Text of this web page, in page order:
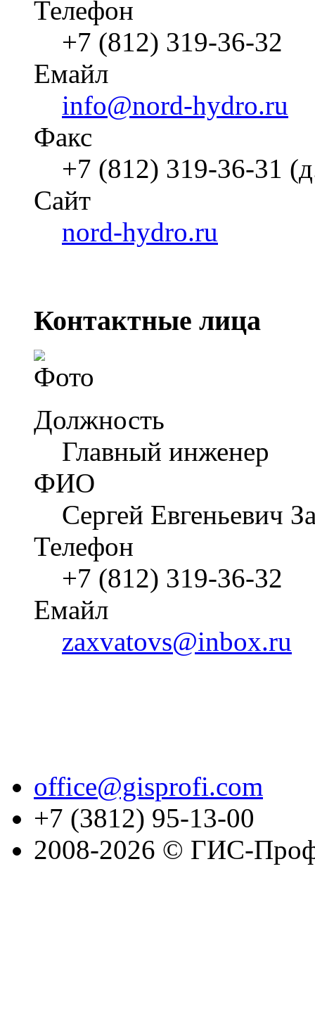
Телефон
+7 (812) 319-36-32
Емайл
info@nord-hydro.ru
Факс
+7 (812) 319-36-31
Cайт
nord-hydro.ru
Контактные лица
Должность
Главный инженер
ФИО
Сергей Евгеньевич
Телефон
+7 (812) 319-36-32
Емайл
zaxvatovs@inbox.ru
office@gisprofi.com
+7 (3812) 95-13-00
2008-2026 © ГИС-